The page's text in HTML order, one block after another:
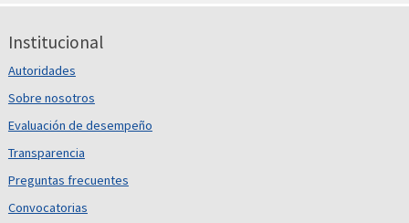
Institucional
Autoridades
Sobre nosotros
Evaluación de desempeño
Transparencia
Preguntas frecuentes
Convocatorias